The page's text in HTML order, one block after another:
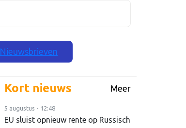
Nieuwsbrieven
Kort nieuws Meer
5 augustus - 12:48
EU sluist opnieuw rente op Russisch